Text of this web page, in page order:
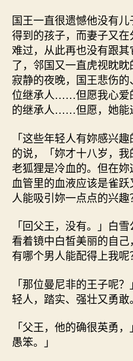
国王一直很遗憾他没有
得到的孩子，而妻子又
难过，从此再也没有跟
了，邻国又一直虎视眈
寂静的夜晚，国王悲伤
位继承人……但愿我心爱
的继承人……但愿，她能
「这些年轻人有妳感兴
的说，「妳才十八岁，
老狐狸是冷血的。但在
血管里的血液应该是雀
人能吸引妳一点点的兴趣
「回父王，没有。」白
看着镜中白皙美丽的自己
有哪个男人能配得上我呢
「那位曼尼非的王子呢
轻人，踏实、强壮又勇敢
「父王，他的确很英勇
愚笨。」